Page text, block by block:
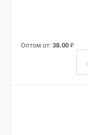
Оптом от: 38.00 ₽